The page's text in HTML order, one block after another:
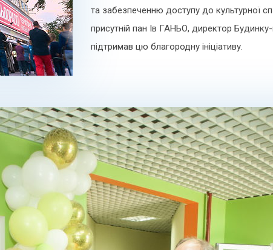
та забезпеченню доступу до культурної
присутній пан Ів ГАНЬО, директор
підтримав цю благородну ініціативу.